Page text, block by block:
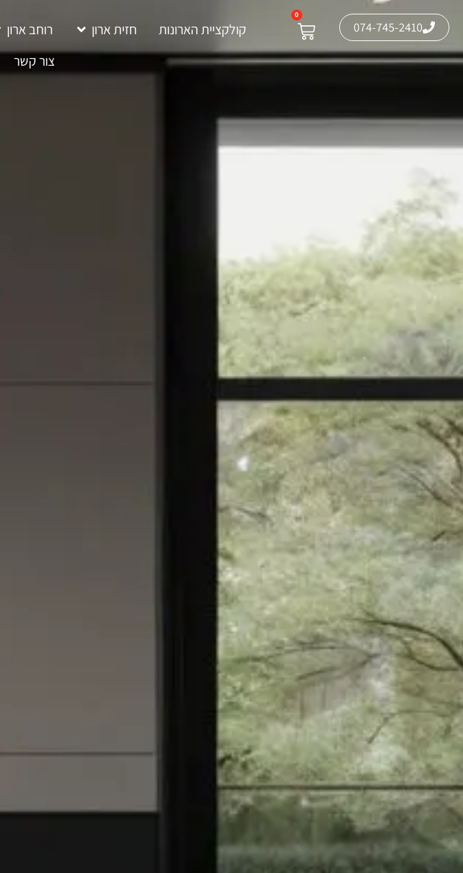
074-745-2410
0
קולקציית הארונות חזית ארון רוחב ארון
צור קשר